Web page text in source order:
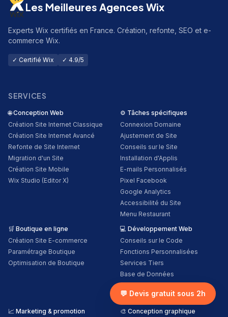
Les Meilleures Agences Wix
Experts Wix certifiés en France. Création, refonte, SEO et e-
commerce Wix.
✓ Certifié Wix ✓ 4.9/5
SERVICES
🌐 Conception Web
Création Site Internet Classique
Création Site Internet Avancé
Refonte de Site Internet
Migration d'un Site
Création Site Mobile
Wix Studio (Editor X)
⚙️ Tâches spécifiques
Connexion Domaine
Ajustement de Site
Conseils sur le Site
Installation d'Applis
E-mails Personnalisés
Pixel Facebook
Google Analytics
Accessibilité du Site
Menu Restaurant
🛒 Boutique en ligne
Création Site E-commerce
Paramétrage Boutique
Optimisation de Boutique
💻 Développement Web
Conseils sur le Code
Fonctions Personnalisées
Services Tiers
Base de Données
Formulaires Personnalisés
Conception Personnalisée
📈 Marketing & promotion 🎨 Conception graphique
💬 Devis gratuit sous 2h